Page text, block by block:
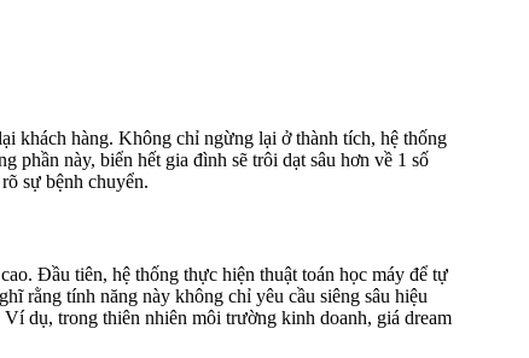
khách hàng. Không chỉ ngừng lại ở thành tích, hệ thống
phần này, biển hết gia đình sẽ trôi dạt sâu hơn về 1 số
sự bệnh chuyển.
Đầu tiên, hệ thống thực hiện thuật toán học máy để tự
rằng tính năng này không chỉ yêu cầu siêng sâu hiệu
dụ, trong thiên nhiên môi trường kinh doanh, giá dream